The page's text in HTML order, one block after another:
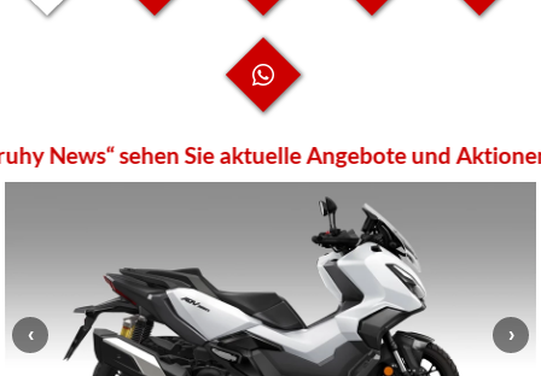
News“ sehen Sie aktuelle Angebote und Aktionen.